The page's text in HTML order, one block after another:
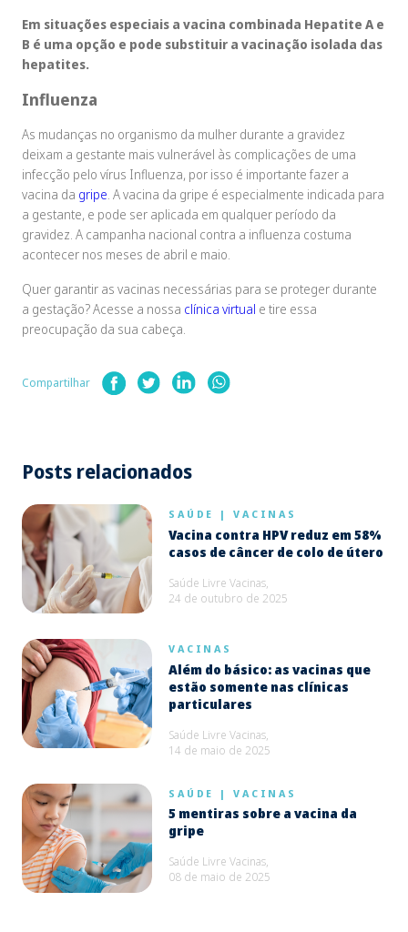
Em situações especiais a vacina combinada Hepatite A e
B é uma opção e pode substituir a vacinação isolada das
hepatites.
Influenza
As mudanças no organismo da mulher durante a gravidez
deixam a gestante mais vulnerável às complicações de uma
infecção pelo vírus Influenza, por isso é importante fazer a
vacina da gripe. A vacina da gripe é especialmente indicada para
a gestante, e pode ser aplicada em qualquer período da
gravidez. A campanha nacional contra a influenza costuma
acontecer nos meses de abril e maio.
Quer garantir as vacinas necessárias para se proteger durante
a gestação? Acesse a nossa clínica virtual e tire essa
preocupação da sua cabeça.
Compartilhar
Posts relacionados
SAÚDE | VACINAS
Vacina contra HPV reduz em 58%
casos de câncer de colo de útero
Saúde Livre Vacinas,
24 de outubro de 2025
VACINAS
Além do básico: as vacinas que
estão somente nas clínicas
particulares
Saúde Livre Vacinas,
14 de maio de 2025
SAÚDE | VACINAS
5 mentiras sobre a vacina da
gripe
Saúde Livre Vacinas,
08 de maio de 2025